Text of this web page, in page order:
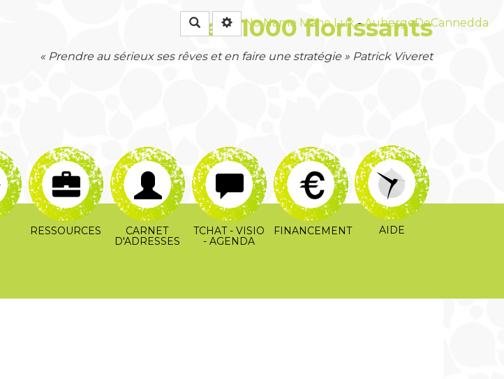
RechercherNo Name Maho Lux-AubergeDeCannedda
Les 1000 florissants
« Prendre au sérieux ses rêves et en faire une stratégie » Patrick Viveret
RESSOURCES
CARNET
D'ADRESSES
TCHAT - VISIO
- AGENDA
FINANCEMENT AIDE